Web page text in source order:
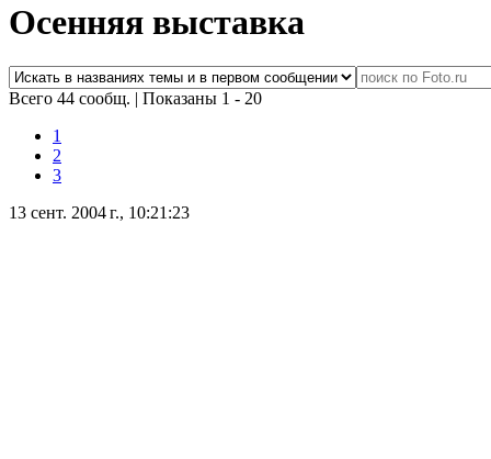
Осенняя выставка
Всего 44 сообщ. | Показаны 1 - 20
1
2
3
13 сент. 2004 г., 10:21:23